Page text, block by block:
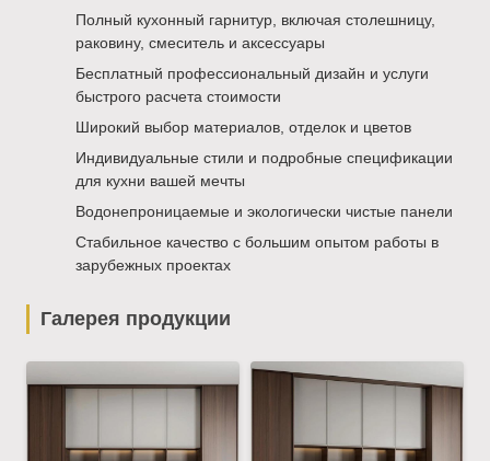
Полный кухонный гарнитур, включая столешницу,
раковину, смеситель и аксессуары
Бесплатный профессиональный дизайн и услуги
быстрого расчета стоимости
Широкий выбор материалов, отделок и цветов
Индивидуальные стили и подробные спецификации
для кухни вашей мечты
Водонепроницаемые и экологически чистые панели
Стабильное качество с большим опытом работы в
зарубежных проектах
Галерея продукции